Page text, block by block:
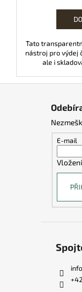
Tato
nástroj pro výdej
ale i
E-mail
info